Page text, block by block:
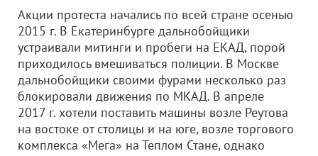
Акции протеста начались по всей стране осенью
2015 г. В Екатеринбурге дальнобойщики
устраивали митинги и пробеги на ЕКАД, порой
приходилось вмешиваться полиции. В Москве
дальнобойщики своими фурами несколько раз
блокировали движения по МКАД. В апреле
2017 г. хотели поставить машины возле Реутова
на востоке от столицы и на юге, возле торгового
комплекса «Мега» на Теплом Стане, однако